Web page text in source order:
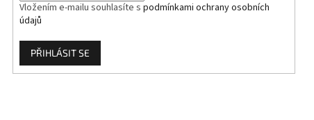
Vložením e-mailu souhlasíte s podmínkami ochrany osobních
údajů
PŘIHLÁSIT SE